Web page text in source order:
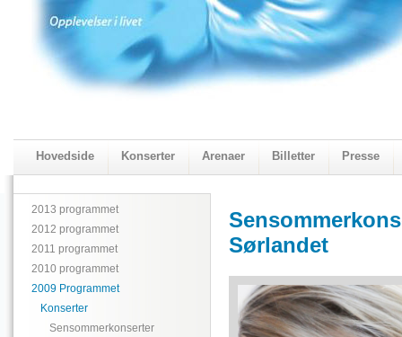
Hovedside Konserter Arenaer Billetter Presse
2018 Programmet Visningskatalogen 2018
2013 programmet
2012 programmet
2011 programmet
2010 programmet
2009 Programmet
Konserter
Sensommerkonserter
Sørlandet